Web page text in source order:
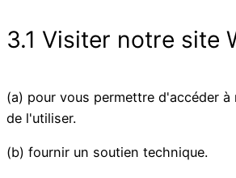
3.1 Visiter notre site
(a) pour vous permettre d'accéder à
de l'utiliser.
(b) fournir un soutien technique.